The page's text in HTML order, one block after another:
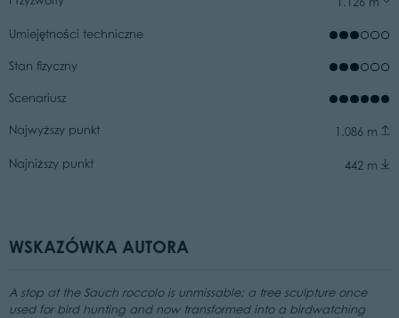
Umiejętności techniczne
Stan fizyczny
Scenariusz
Najwyższy punkt 1.086 m
Najniższy punkt 442 m
WSKAZÓWKA AUTORA
A stop at the Sauch roccolo is unmissable: a tree sculpture once
used for bird hunting and now transformed into a birdwatching